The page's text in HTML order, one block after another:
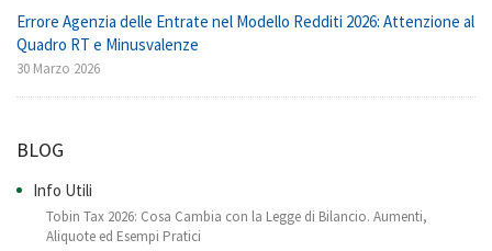
Errore Agenzia delle Entrate nel Modello Redditi 2026: Attenzione al
Quadro RT e Minusvalenze
30 Marzo 2026
BLOG
Info Utili
Tobin Tax 2026: Cosa Cambia con la Legge di Bilancio. Aumenti,
Aliquote ed Esempi Pratici